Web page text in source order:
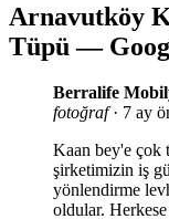
Arnavutköy
Tüpü —
Berralife
fotoğraf· 7 ay
Kaan bey'e çok
şirketimizin iş
yönlendirme
oldular.